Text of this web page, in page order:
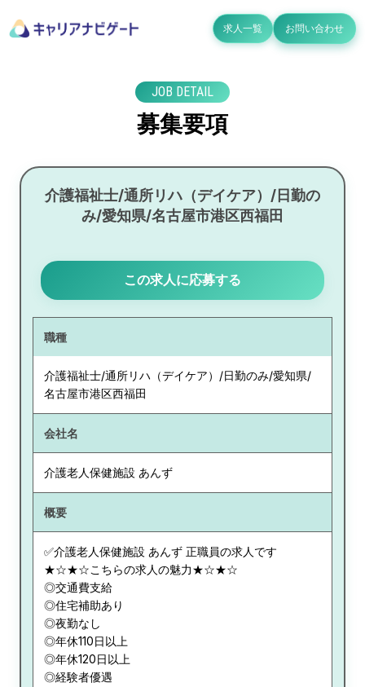
求人一覧 お問い合わせ
JOB DETAIL
募集要項
介護福祉士/通所リハ（デイケア）/日勤の
み/愛知県/名古屋市港区西福田
この求人に応募する
職種
介護福祉士/通所リハ（デイケア）/日勤のみ/愛知県/
名古屋市港区西福田
会社名
介護老人保健施設 あんず
概要
✅介護老人保健施設 あんず 正職員の求人です
★☆★☆こちらの求人の魅力★☆★☆
◎交通費支給
◎住宅補助あり
◎夜勤なし
◎年休110日以上
◎年休120日以上
◎経験者優遇